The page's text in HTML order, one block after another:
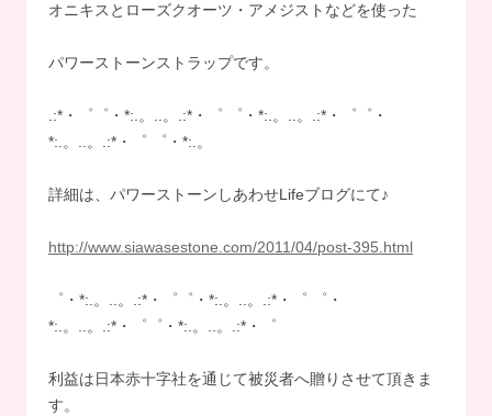
オニキスとローズクオーツ・アメジストなどを使った
パワーストーンストラップです。
.:*・゜゜・*:.。..。.:*・゜ ゜・*:.。..。.:*・゜゜・
*:.。..。.:*・゜ ゜・*:.。
詳細は、パワーストーンしあわせLifeブログにて♪
http://www.siawasestone.com/2011/04/post-395.html
゜・*:.。..。.:*・゜゜・*:.。..。.:*・゜ ゜・
*:.。..。.:*・゜゜・*:.。..。.:*・゜
利益は日本赤十字社を通じて被災者へ贈りさせて頂きま
す。